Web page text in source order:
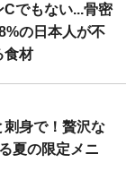
でもない...骨密
の日本人が不
食材
身で！贅沢な
夏の限定メニ